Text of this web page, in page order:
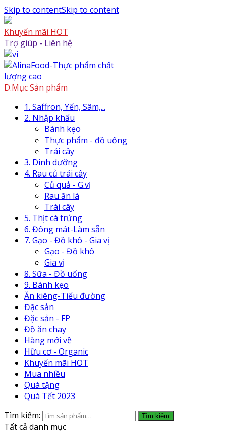
Skip to contentSkip to content
Khuyến mãi HOT
Trợ giúp - Liên hệ
D.Mục Sản phẩm
1. Saffron, Yến, Sâm,...
2. Nhập khẩu
Bánh kẹo
Thực phẩm - đồ uống
Trái cây
3. Dinh dưỡng
4. Rau củ trái cây
Củ quả - G.vị
Rau ăn lá
Trái cây
5. Thịt cá trứng
6. Đông mát-Làm sẵn
7. Gạo - Đồ khô - Gia vị
Gạo - Đồ khô
Gia vị
8. Sữa - Đồ uống
9. Bánh kẹo
Ăn kiêng-Tiểu đường
Đặc sản
Đặc sản - FP
Đồ ăn chay
Hàng mới về
Hữu cơ - Organic
Khuyến mãi HOT
Mua nhiều
Quà tặng
Quà Tết 2023
Tìm kiếm:
Tìm kiếm
Tất cả danh mục